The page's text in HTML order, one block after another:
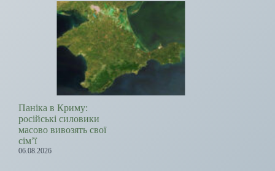
Паніка в Криму:
російські силовики
масово вивозять свої
сім’ї
06.08.2026